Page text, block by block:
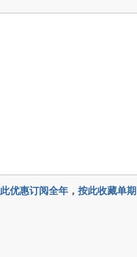
优惠订阅全年 ， 按此收藏单期